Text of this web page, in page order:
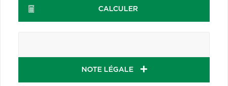
CALCULER
NOTE LÉGALE